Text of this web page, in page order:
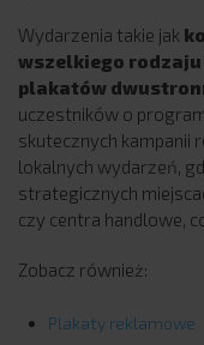
Wydarzenia takie jak
wszelkiego
plakatów
uczestników o
skutecznych kampanii
lokalnych wydarzeń,
strategicznych
czy centra handlowe,
Zobacz również:
Plakaty reklamowe